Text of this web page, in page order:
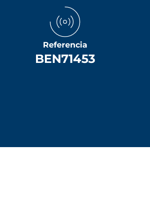
Referencia
BEN71453